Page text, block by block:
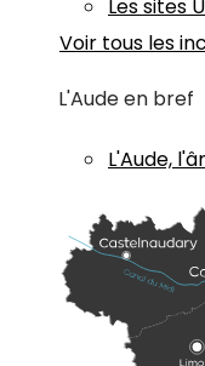
Les sites
Voir tous les
L'Aude en bref
L'Aude,